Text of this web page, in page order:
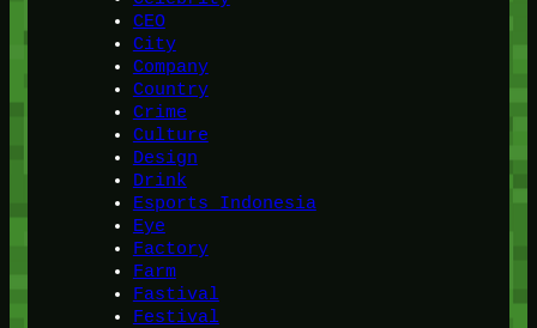
CEO
City
Company
Country
Crime
Culture
Design
Drink
Esports Indonesia
Eye
Factory
Farm
Fastival
Festival